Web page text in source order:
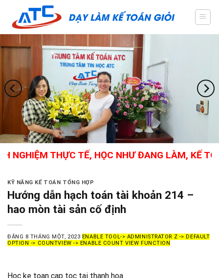
content
THỰC TẾ, HỌC NHƯ ĐANG LÀM, KẾ TOÁN
KỸ NĂNG KẾ TOÁN TỔNG HỢP
Hướng dẫn hạch toán tài khoản 214 –
hao mòn tài sản cố định
ĐĂNG 8 THÁNG MỘT, 2023 ENABLE TOOL-> ADMINISTRATOR Z -> DEFAULT
OPTION -> COUNTVIEW -> ENABLE COUNT VIEW FUNCTION
Hoc ke toan cap toc tai thanh hoa